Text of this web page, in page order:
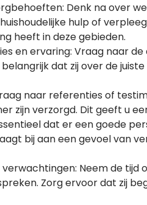
Denk na over
hulp of
heeft in deze gebieden.
en ervaring: Vraag naar
dat zij over de
naar referenties of
zijn verzorgd. Dit geeft u
dat er een goede
bij aan een gevoel van
verwachtingen: Neem de
Zorg ervoor dat zij